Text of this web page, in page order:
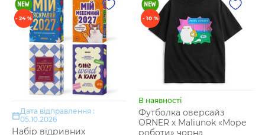
- 24 %
Дата відправлення :
05.10.2026
Набір відривних
- 10 %
В наявності
Футболка оверсайз
ORNER х Maliunok «Море
роботи» чорна